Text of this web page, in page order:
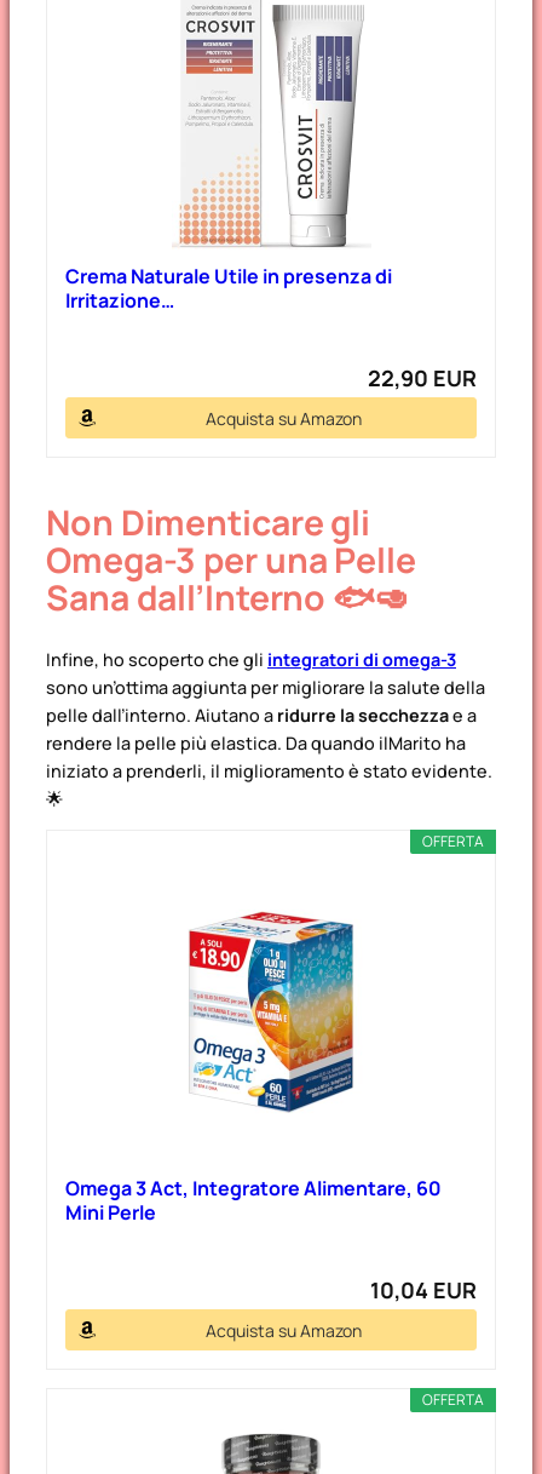
Crema Naturale Utile in presenza di
Irritazione…
22,90 EUR
Acquista su Amazon
Non Dimenticare gli
Omega-3 per una Pelle
Sana dall’Interno 🐟🥑
Infine, ho scoperto che gli integratori di omega-3
sono un’ottima aggiunta per migliorare la salute della
pelle dall’interno. Aiutano a ridurre la secchezzae a
rendere la pelle più elastica. Da quando ilMarito ha
iniziato a prenderli, il miglioramento è stato evidente.
🌟
OFFERTA
Omega 3 Act, Integratore Alimentare, 60
Mini Perle
10,04 EUR
Acquista su Amazon
OFFERTA